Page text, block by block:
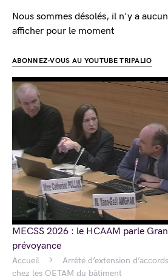
Accueil
Arrêté d’extension
chez les OETAM du bâtiment
Nous sommes désolés, il n'y a
afficher pour le moment
ABONNEZ-VOUS AU YOUTUBE TRIPALIO
MECSS 2026 : le HCAAM parle
prévoyance